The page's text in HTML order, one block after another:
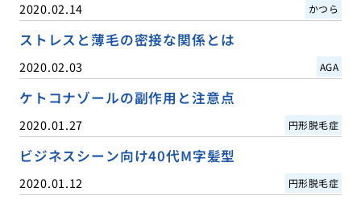
2020.02.14 かつら
ストレスと薄毛の密接な関係とは
2020.02.03 AGA
ケトコナゾールの副作用と注意点
2020.01.27 円形脱毛症
ビジネスシーン向け40代M字髪型
2020.01.12 円形脱毛症